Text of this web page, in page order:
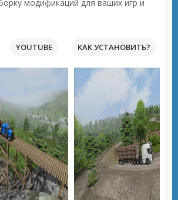
модификаций для ваших игр и
YOUTUBE КАК УСТАНОВИТЬ?